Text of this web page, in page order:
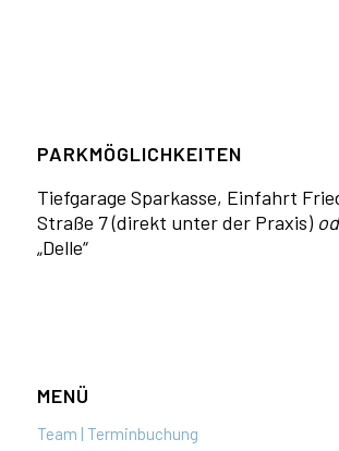
PARKMÖGLICHKEITEN
Tiefga­rage Sparkasse, Einfahrt
Straße 7 (direkt unter der Praxis)
„Delle“
MENÜ
Team | Terminbuchung